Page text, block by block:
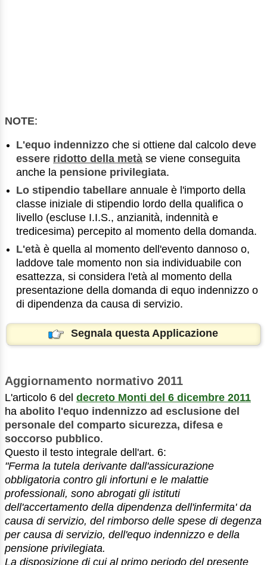
NOTE:
L'equo indennizzo che si ottiene dal calcolodeve
essere ridotto della metà se viene conseguita
anche la pensione privilegiata.
Lo stipendio tabellare annuale è l'importo della
classe iniziale di stipendio lordo della qualifica o
livello (escluse I.I.S., anzianità, indennità e
tredicesima) percepito al momento della domanda.
L'età è quella al momento dell'evento dannoso o,
laddove tale momento non sia individuabile con
esattezza, si considera l'età al momento della
presentazione della domanda di equo indennizzo o
di dipendenza da causa di servizio.
Segnala questa Applicazione
Aggiornamento normativo 2011
L'articolo 6 del decreto Monti del 6 dicembre 2011
ha abolito l'equo indennizzo ad esclusione del
personale del comparto sicurezza, difesa e
soccorso pubblico.
Questo il testo integrale dell'art. 6:
"Ferma la tutela derivante dall'assicurazione
obbligatoria contro gli infortuni e le malattie
professionali, sono abrogati gli istituti
dell'accertamento della dipendenza dell'infermita' da
causa di servizio, del rimborso delle spese di degenza
per causa di servizio, dell'equo indennizzo e della
pensione privilegiata.
La disposizione di cui al primo periodo del presente